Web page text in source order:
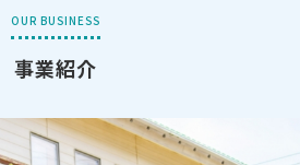
OUR BUSINESS
事業紹介